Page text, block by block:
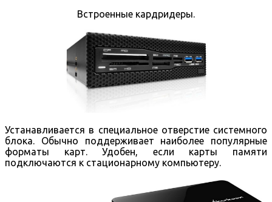
Встроенные кардридеры.
Устанавливается в специальное отверстие системного
блока. Обычно поддерживает наиболее популярные
форматы карт. Удобен, если карты памяти
подключаются к стационарному компьютеру.